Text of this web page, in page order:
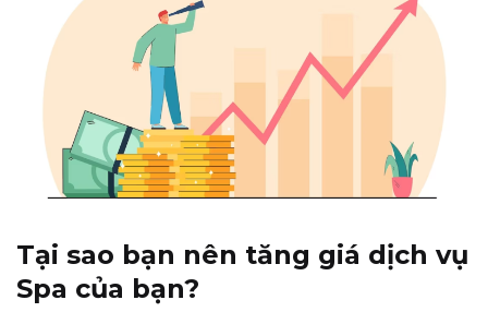
Tại sao bạn nên tăng giá dịch vụ
Spa của bạn?